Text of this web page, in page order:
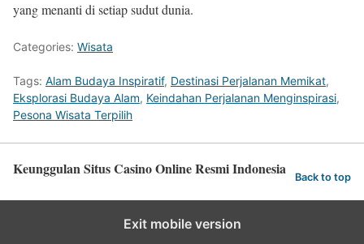
yang menanti di setiap sudut dunia.
Categories: Wisata
Tags: Alam Budaya Inspiratif, Destinasi Perjalanan Memikat,
Eksplorasi Budaya Alam, Keindahan Perjalanan Menginspirasi,
Pesona Wisata Terpilih
Keunggulan Situs Casino Online Resmi Indonesia Back to top
Exit mobile version